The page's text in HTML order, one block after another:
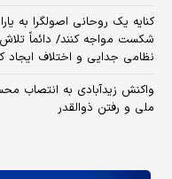
کنایه یک روحانی اصولگرا به
شکست مواجه کنند/ دائماً
نظامی جدایی و اختلاف ایجاد
واکنش زیدآبادی به انتصاب
ملی و رفتن ذوالقدر